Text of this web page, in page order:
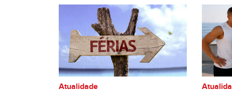
Atualidade